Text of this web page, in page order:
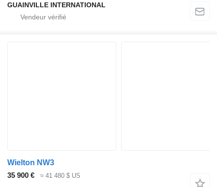
GUAINVILLE INTERNATIONAL
Wielton NW3
35 900 €
≈ 41 480 $ US